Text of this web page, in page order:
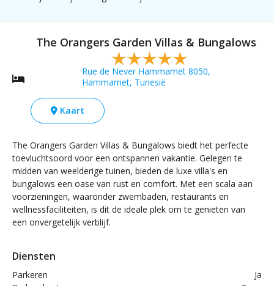
ontspanning.
The Orangers Garden Villas & Bungalows
Rue de Never Hammamet 8050,
Hammamet, Tunesië
Kaart
The Orangers Garden Villas & Bungalows biedt het perfecte
toevluchtsoord voor een ontspannen vakantie. Gelegen te
midden van weelderige tuinen, bieden de luxe villa's en
bungalows een oase van rust en comfort. Met een scala aan
voorzieningen, waaronder zwembaden, restaurants en
wellnessfaciliteiten, is dit de ideale plek om te genieten van
een onvergetelijk verblijf.
Diensten
Parkeren
Ja